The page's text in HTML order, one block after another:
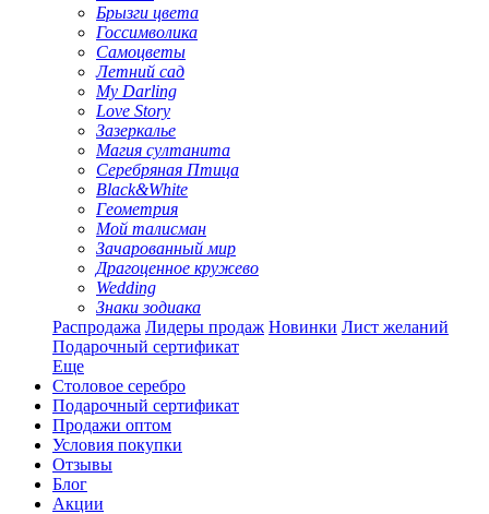
Брызги цвета
Госсимволика
Самоцветы
Летний сад
My Darling
Love Story
Зазеркалье
Магия султанита
Серебряная Птица
Black&White
Геометрия
Мой талисман
Зачарованный мир
Драгоценное кружево
Wedding
Знаки зодиака
Распродажа Лидеры продаж Новинки Лист желаний
Подарочный сертификат
Еще
Столовое серебро
Подарочный сертификат
Продажи оптом
Условия покупки
Отзывы
Блог
Акции